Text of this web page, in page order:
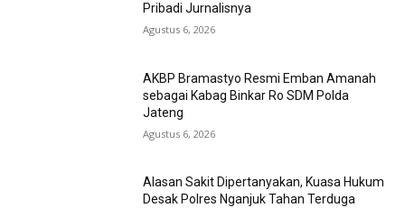
Pribadi Jurnalisnya
Agustus 6, 2026
AKBP Bramastyo Resmi Emban Amanah
sebagai Kabag Binkar Ro SDM Polda
Jateng
Agustus 6, 2026
Alasan Sakit Dipertanyakan, Kuasa Hukum
Desak Polres Nganjuk Tahan Terduga